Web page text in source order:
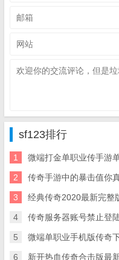
sf123排行
1 微端打金单职业传手游
2 传奇手游中的暴击值你
3 经典传奇2020最新完整
4 传奇服务器账号禁止登
5 微端单职业手机版传奇
6 新开热血传奇合击版最